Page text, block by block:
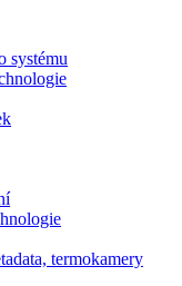
systému
termokamery